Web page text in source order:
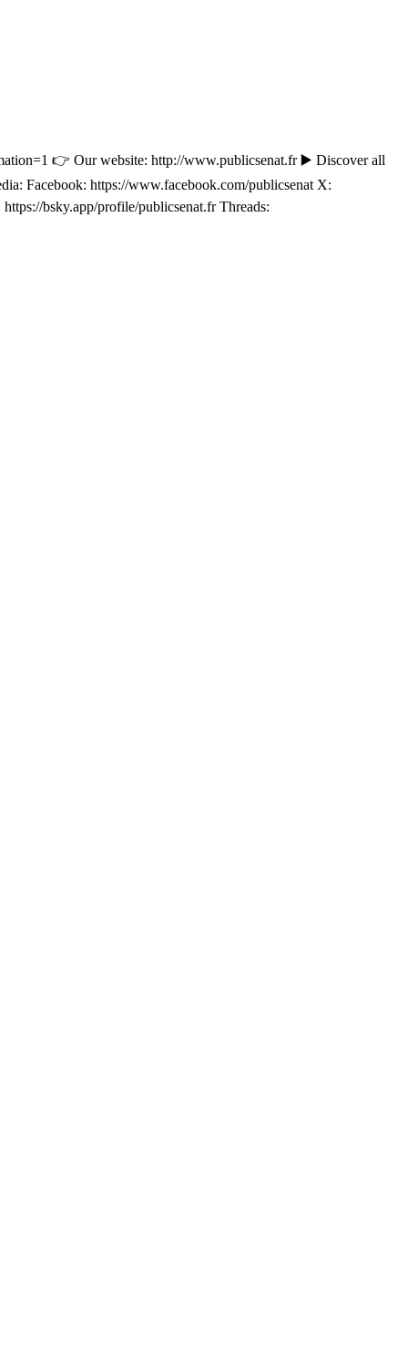
👉 Our website: http://www.publicsenat.fr ▶️ Discover all
Facebook: https://www.facebook.com/publicsenat X:
bsky.app/profile/publicsenat.fr Threads: